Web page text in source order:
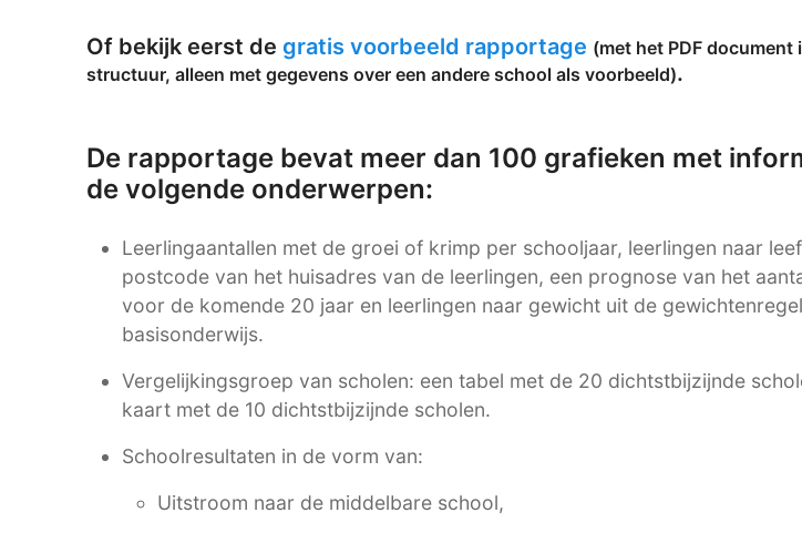
Of bekijk eerst de gratis voorbeeld rapportage (met het PDF document
structuur, alleen met gegevens over een andere school als voorbeeld).
De rapportage bevat meer dan 100 grafieken met
de volgende onderwerpen:
Leerlingaantallen met de groei of krimp per schooljaar, leerlingen naar
postcode van het huisadres van de leerlingen, een prognose van het
voor de komende 20 jaar en leerlingen naar gewicht uit de
basisonderwijs.
Vergelijkingsgroep van scholen: een tabel met de 20 dichtstbijzijnde
kaart met de 10 dichtstbijzijnde scholen.
Schoolresultaten in de vorm van:
Uitstroom naar de middelbare school,